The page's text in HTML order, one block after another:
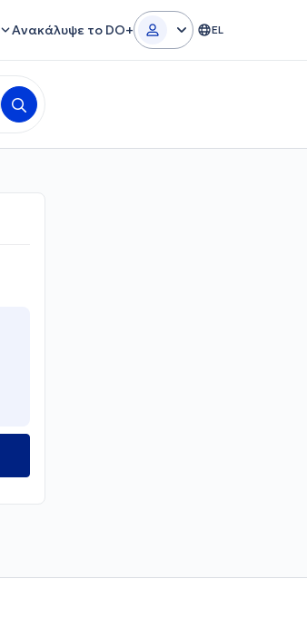
Ανακάλυψε το DO+ EL